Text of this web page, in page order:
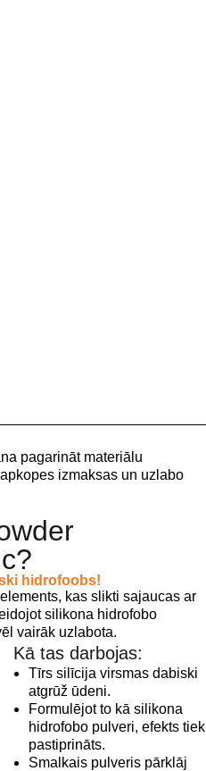
pagarināt materiālu
izmaksas un uzlabo
hidrofoobs!
kas slikti sajaucas ar
silikona hidrofobo
vairāk uzlabota.
Kā tas darbojas:
Tīrs silīcija virsmas dabiski
atgrūž ūdeni.
Formulējot to kā silikona
hidrofobo pulveri, efekts tiek
pastiprināts.
Smalkais pulveris pārklāj